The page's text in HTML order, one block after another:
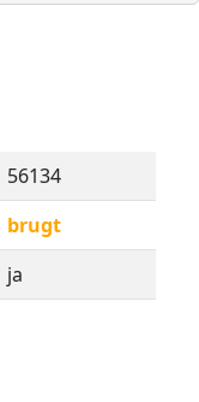
56134
brugt
ja